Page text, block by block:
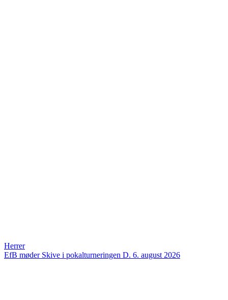
Herrer
EfB møder Skive i pokalturneringen D. 6. august 2026